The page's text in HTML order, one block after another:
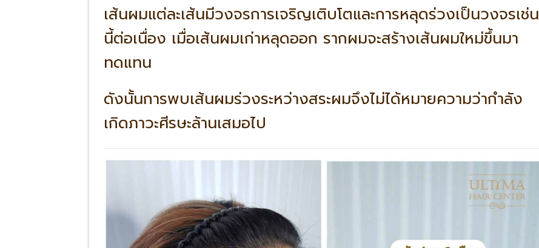
เส้นผมแต่ละเส้นมีวงจรการเจริญเติบโตและการหลุดร่วงเป็นวงจรเช่น
นี้ต่อเนื่อง เมื่อเส้นผมเก่าหลุดออก รากผมจะสร้างเส้นผมใหม่ขึ้นมา
ทดแทน
ดังนั้นการพบเส้นผมร่วงระหว่างสระผมจึงไม่ได้หมายความว่ากำลัง
เกิดภาวะศีรษะล้านเสมอไป